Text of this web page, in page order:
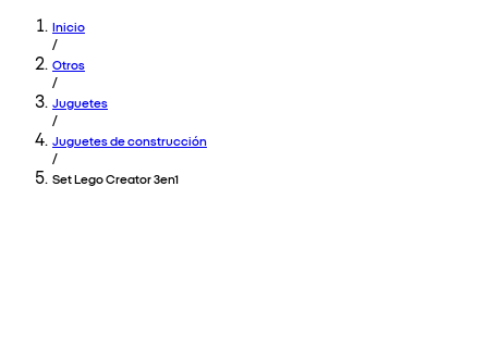
Inicio
/
Otros
/
Juguetes
/
Juguetes de construcción
/
Set Lego Creator 3en1